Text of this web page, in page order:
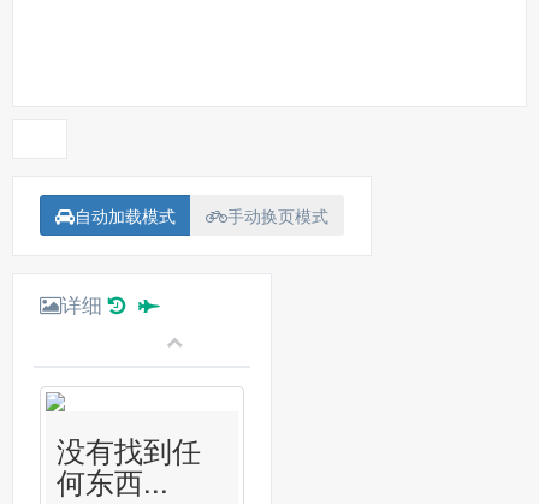
自动加载模式 手动换页模式
详细
没有找到任
何东西...